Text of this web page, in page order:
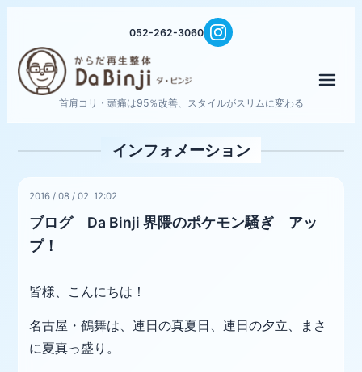
052-262-3060
首肩コリ・頭痛は95％改善、スタイルがスリムに変わる
インフォメーション
2016 /08 /02 12:02
ブログ Da Binji 界隈のポケモン騒ぎ アッ
プ！
皆様、こんにちは！
名古屋・鶴舞は、連日の真夏日、連日の夕立、まさ
に夏真っ盛り。